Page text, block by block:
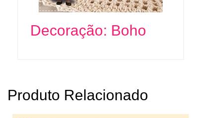
Decoração: Boho
Produto Relacionado